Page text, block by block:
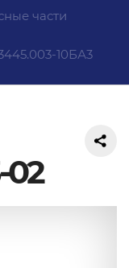
части
10БА3
02